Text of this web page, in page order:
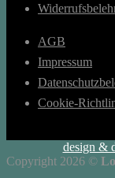
AGB
Impressum
Cookie-
design &
Copyright 2026 ©